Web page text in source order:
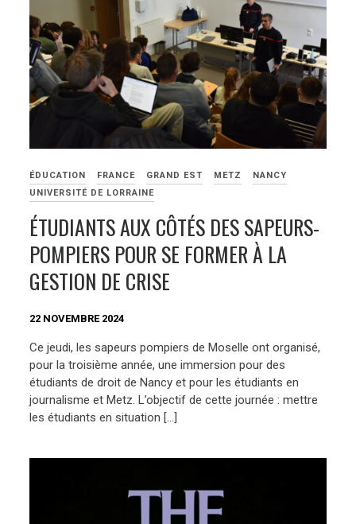
ÉDUCATION FRANCE GRAND EST METZ
NANCY
UNIVERSITÉ DE LORRAINE
ÉTUDIANTS AUX CÔTÉS DES SAPEURS-
POMPIERS POUR SE FORMER À LA
GESTION DE CRISE
22 NOVEMBRE 2024
Ce jeudi, les sapeurs pompiers de Moselle ont organisé,
pour la troisième année, une immersion pour des
étudiants de droit de Nancy et pour les étudiants en
journalisme et Metz. L’objectif de cette journée : mettre
les étudiants en situation […]